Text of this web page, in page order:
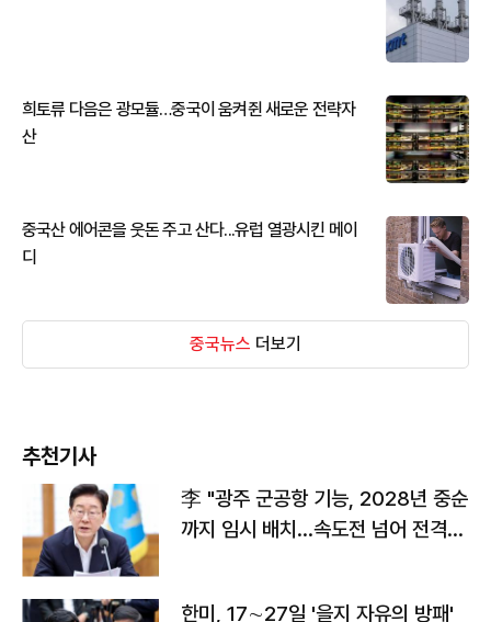
희토류 다음은 광모듈…중국이 움켜쥔 새로운 전략자
산
중국산 에어콘을 웃돈 주고 산다...유럽 열광시킨 메이
디
중국뉴스 더보기
추천기사
李 "광주 군공항 기능, 2028년 중순
까지 임시 배치…속도전 넘어 전격
한미, 17∼27일 '을지 자유의 방패'